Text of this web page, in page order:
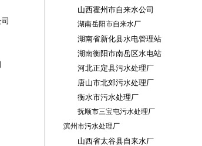
山西霍州市自来水公司
湖南岳阳市自来水厂
湖南省新化县水电管理站
湖南衡阳市南岳区水电站
河北正定县污水处理厂
唐山市北郊污水处理厂
衡水市污水处理厂
抚顺市三宝屯污水处理厂
滨州市污水处理厂
山西省太谷县自来水厂